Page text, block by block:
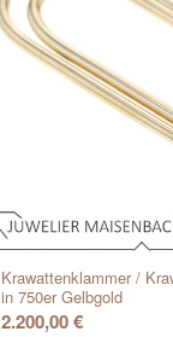
Krawattenklammer /
in 750er Gelbgold
2.200,00€